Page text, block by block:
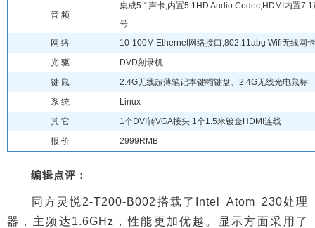
音 频
集成5.1声卡;内置5.1HD Audio Codec;HDMI内置7.1
号
网 络
10-100M Ethernet网络接口;802.11abg Wifi无线网卡
光 驱
DVD刻录机
键 鼠
2.4G无线超薄笔记本键帽键盘、2.4G无线光电鼠标
系 统
Linux
其 它
1个DVI转VGA接头 1个1.5米镀金HDMI连线
报 价
2999RMB
编辑点评：
同方灵悦2-T200-B002搭载了Intel Atom 230处理
器，主频达1.6GHz，性能更加优越。显示方面采用了